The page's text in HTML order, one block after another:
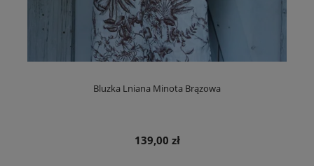
Bluzka Lniana Minota Brązowa
139,00 zł